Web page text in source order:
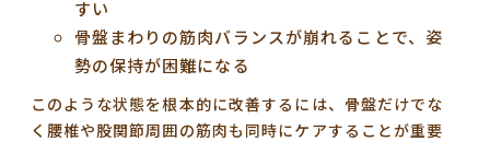
すい
骨盤まわりの筋肉バランスが崩れることで、姿
勢の保持が困難になる
このような状態を根本的に改善するには、骨盤だけでな
く腰椎や股関節周囲の筋肉も同時にケアすることが重要